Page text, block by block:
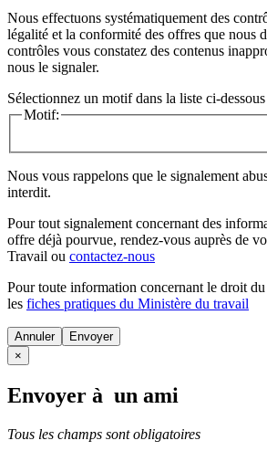
Nous effectuons systématiquement des
légalité et la conformité des offres que nous
contrôles vous constatez des contenus
nous le signaler.
Sélectionnez un motif dans la liste ci-dessous
Motif:
Nous vous rappelons que le signalement
interdit.
Pour tout signalement concernant des
offre déjà pourvue, rendez-vous auprès de
Travail ou contactez-nous
Pour toute information concernant le droit
les fiches pratiques du Ministère du travail
Annuler
×
Envoyer à un ami
Tous les champs sont obligatoires